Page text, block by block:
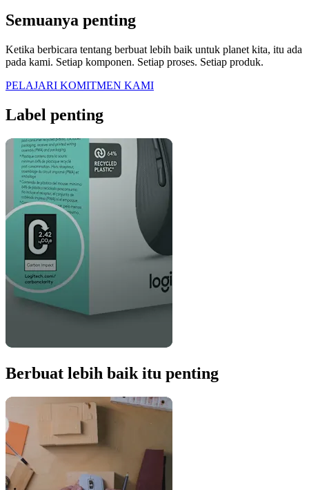
Semuanya penting
Ketika berbicara tentang berbuat lebih baik untuk planet kita, itu ada
pada kami. Setiap komponen. Setiap proses. Setiap produk.
PELAJARI KOMITMEN KAMI
Label penting
Berbuat lebih baik itu penting